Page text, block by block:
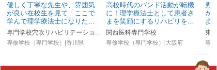
優しく丁寧な先生や、雰囲気
が良い在校生を見て「ここで
学んで理学療法士になりた…
専修学校（専門学校）|香川県
高校時代のバンド活動が転機
に！理学療法士として患者さ
まを笑顔にするリハビリを…
関西医科専門学校
専修学校（専門学校）|大阪府
野
か
歩
東
専